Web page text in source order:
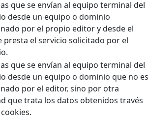
que se envían al equipo terminal del
desde un equipo o dominio
por el propio editor y desde el
presta el servicio solicitado por el
que se envían al equipo terminal del
desde un equipo o dominio que no es
por el editor, sino por otra
que trata los datos obtenidos través